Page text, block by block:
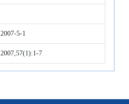
2007-5-1
2007,57(1):1-7